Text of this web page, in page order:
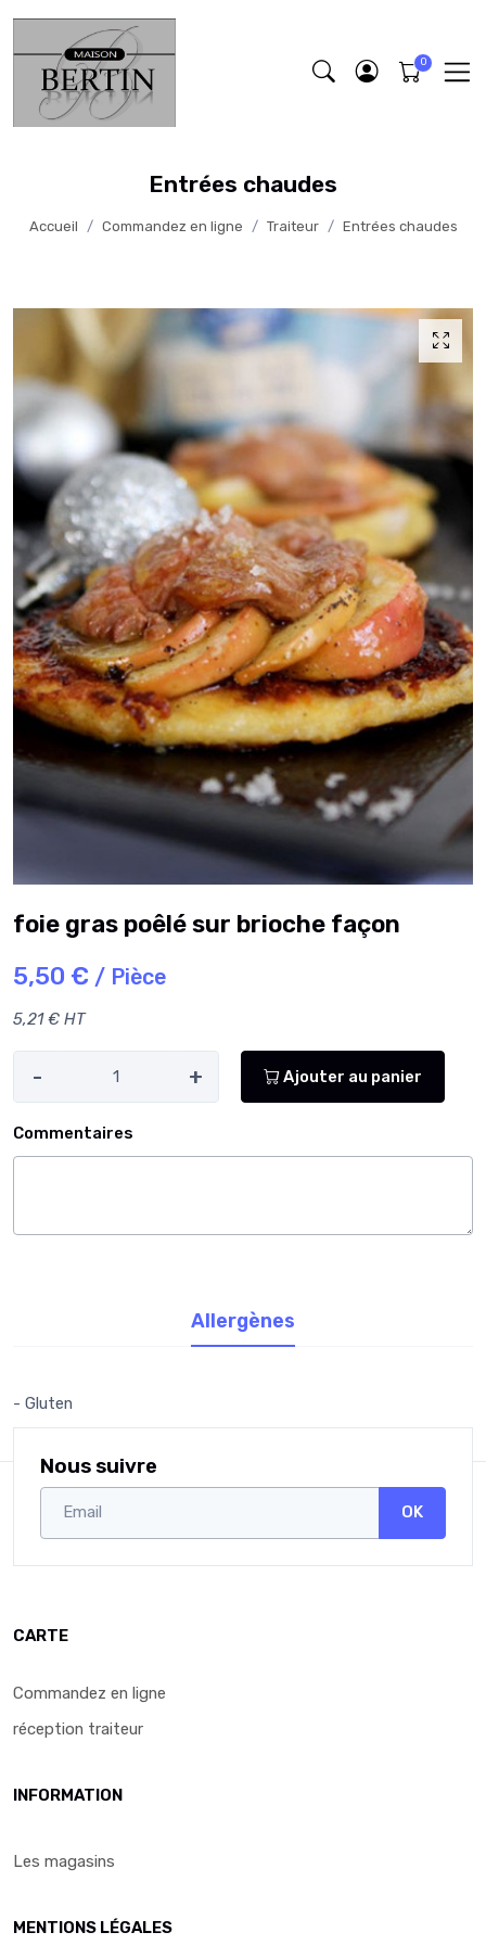
Entrées chaudes
Accueil Commandez en ligne Traiteur Entrées chaudes
foie gras poêlé sur brioche façon
5,50 € / Pièce
5,21 € HT
- + Ajouter au panier
Commentaires
Allergènes
- Gluten
Nous suivre
OK
CARTE
Commandez en ligne
réception traiteur
INFORMATION
Les magasins
MENTIONS LÉGALES